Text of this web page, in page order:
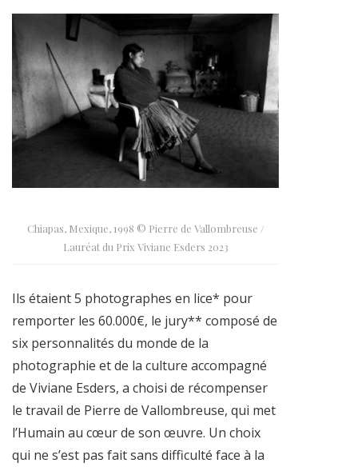
Chiapas, Mexique, 1998 © Pierre de Vallombreuse /
Lauréat du Prix Viviane Esders 2023
Ils étaient 5 photographes en lice* pour
remporter les 60.000€, le jury** composé de
six personnalités du monde de la
photographie et de la culture accompagné
de Viviane Esders, a choisi de récompenser
le travail de Pierre de Vallombreuse, qui met
l’Humain au cœur de son œuvre. Un choix
qui ne s’est pas fait sans difficulté face à la